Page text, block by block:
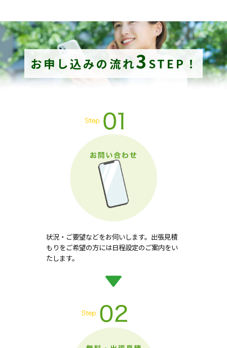
お申し込みの流れ3 STEP！
状況・ご要望などをお伺いします。出張見積
もりをご希望の方には日程設定のご案内をい
たします。